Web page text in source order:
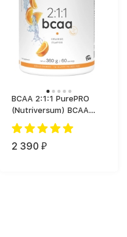
BCAA 2:1:1 PurePRO
(Nutriversum) BCAA
(360 г)
2 390 ₽